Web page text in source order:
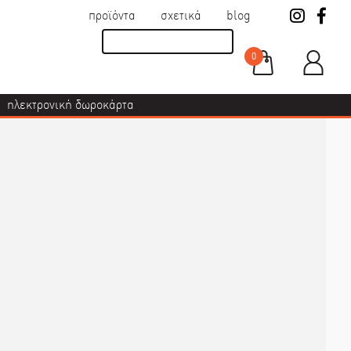
προϊόντα σχετικά blog
0
ηλεκτρονική δωροκάρτα